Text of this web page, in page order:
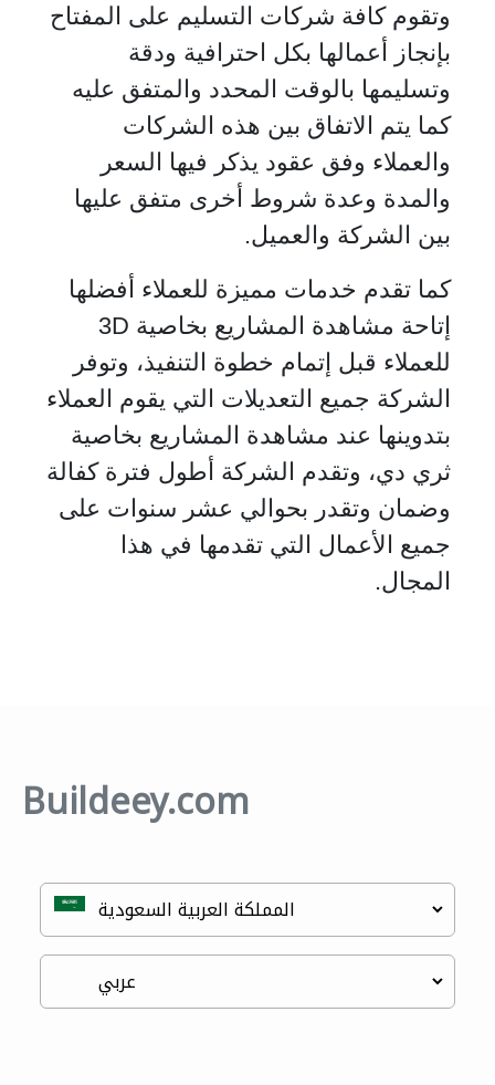
وتقوم كافة شركات التسليم على المفتاح
بإنجاز أعمالها بكل احترافية ودقة
وتسليمها بالوقت المحدد والمتفق عليه
كما يتم الاتفاق بين هذه الشركات
والعملاء وفق عقود يذكر فيها السعر
والمدة وعدة شروط أخرى متفق عليها
بين الشركة والعميل.
كما تقدم خدمات مميزة للعملاء أفضلها
إتاحة مشاهدة المشاريع بخاصية 3D
للعملاء قبل إتمام خطوة التنفيذ، وتوفر
الشركة جميع التعديلات التي يقوم العملاء
بتدوينها عند مشاهدة المشاريع بخاصية
ثري دي، وتقدم الشركة أطول فترة كفالة
وضمان وتقدر بحوالي عشر سنوات على
جميع الأعمال التي تقدمها في هذا
المجال.
Buildeey.com